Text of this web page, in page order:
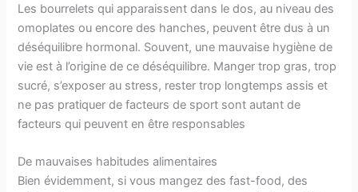
Les bourrelets qui apparaissent dans le dos, au niveau des
omoplates ou encore des hanches, peuvent être dus à un
déséquilibre hormonal. Souvent, une mauvaise hygiène de
vie est à l’origine de ce déséquilibre. Manger trop gras, trop
sucré, s’exposer au stress, rester trop longtemps assis et
ne pas pratiquer de facteurs de sport sont autant de
facteurs qui peuvent en être responsables
De mauvaises habitudes alimentaires
Bien évidemment, si vous mangez des fast-food, des